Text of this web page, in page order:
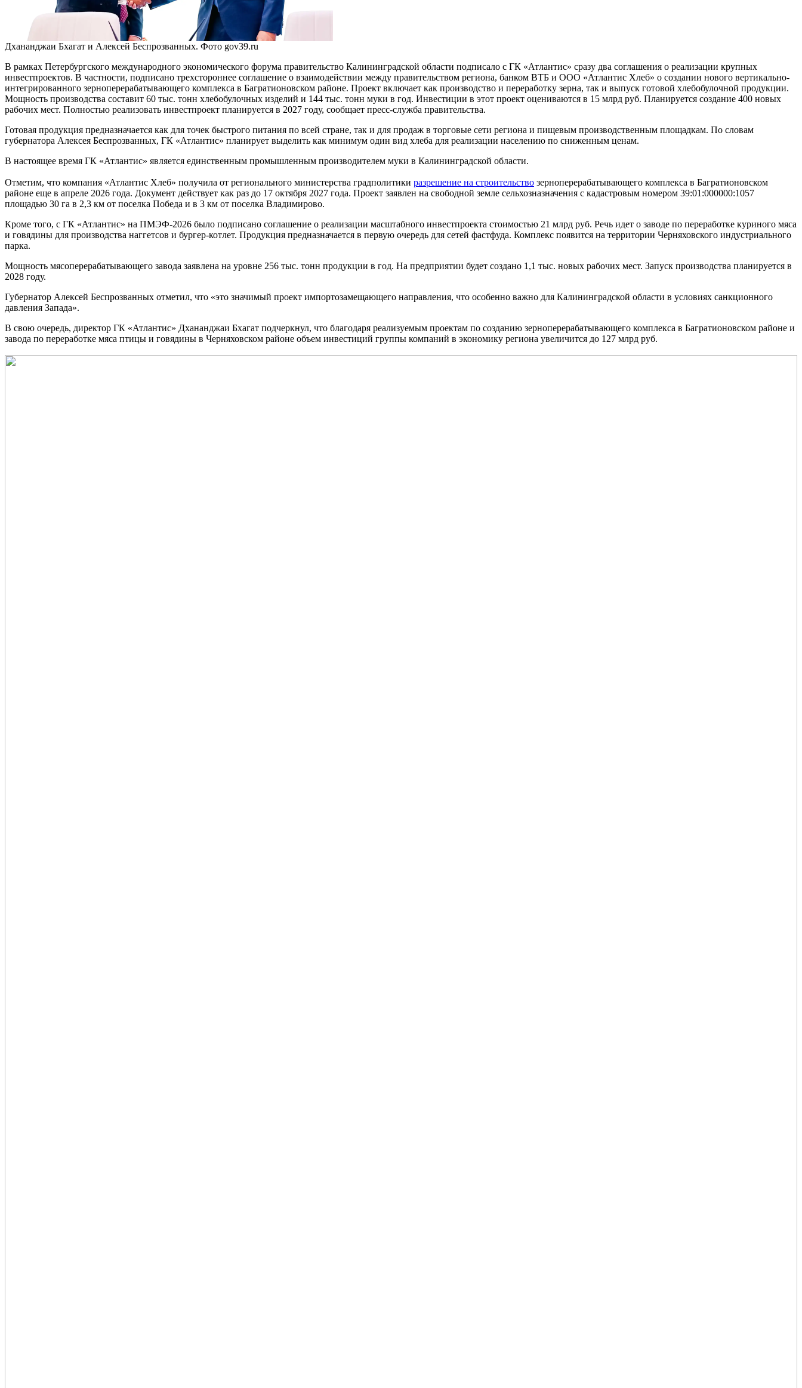
Дхананджаи Бхагат и Алексей Беспрозванных. Фото gov39.ru
В рамках Петербургского международного экономического форума правительство Калининградской области подписало с ГК «Атлантис» сразу два соглашения о реализации крупных
инвестпроектов. В частности, подписано трехстороннее соглашение о взаимодействии между правительством региона, банком ВТБ и ООО «Атлантис Хлеб» о создании нового вертикально-
интегрированного зерноперерабатывающего комплекса в Багратионовском районе. Проект включает как производство и переработку зерна, так и выпуск готовой хлебобулочной продукции.
Мощность производства составит 60 тыс. тонн хлебобулочных изделий и 144 тыс. тонн муки в год. Инвестиции в этот проект оцениваются в 15 млрд руб. Планируется создание 400 новых
рабочих мест. Полностью реализовать инвестпроект планируется в 2027 году, сообщает пресс-служба правительства.
Готовая продукция предназначается как для точек быстрого питания по всей стране, так и для продаж в торговые сети региона и пищевым производственным площадкам. По словам
губернатора Алексея Беспрозванных, ГК «Атлантис» планирует выделить как минимум один вид хлеба для реализации населению по сниженным ценам.
В настоящее время ГК «Атлантис» является единственным промышленным производителем муки в Калининградской области.
Отметим, что компания «Атлантис Хлеб» получила от регионального министерства градполитики разрешение на строительство зерноперерабатывающего комплекса в Багратионовском
районе еще в апреле 2026 года. Документ действует как раз до 17 октября 2027 года. Проект заявлен на свободной земле сельхозназначения с кадастровым номером 39:01:000000:1057
площадью 30 га в 2,3 км от поселка Победа и в 3 км от поселка Владимирово.
Кроме того, с ГК «Атлантис» на ПМЭФ-2026 было подписано соглашение о реализации масштабного инвестпроекта стоимостью 21 млрд руб. Речь идет о заводе по переработке куриного мяса
и говядины для производства наггетсов и бургер-котлет. Продукция предназначается в первую очередь для сетей фастфуда. Комплекс появится на территории Черняховского индустриального
парка.
Мощность мясоперерабатывающего завода заявлена на уровне 256 тыс. тонн продукции в год. На предприятии будет создано 1,1 тыс. новых рабочих мест. Запуск производства планируется в
2028 году.
Губернатор Алексей Беспрозванных отметил, что «это значимый проект импортозамещающего направления, что особенно важно для Калининградской области в условиях санкционного
давления Запада».
В свою очередь, директор ГК «Атлантис» Дхананджаи Бхагат подчеркнул, что благодаря реализуемым проектам по созданию зерноперерабатывающего комплекса в Багратионовском районе и
завода по переработке мяса птицы и говядины в Черняховском районе объем инвестиций группы компаний в экономику региона увеличится до 127 млрд руб.